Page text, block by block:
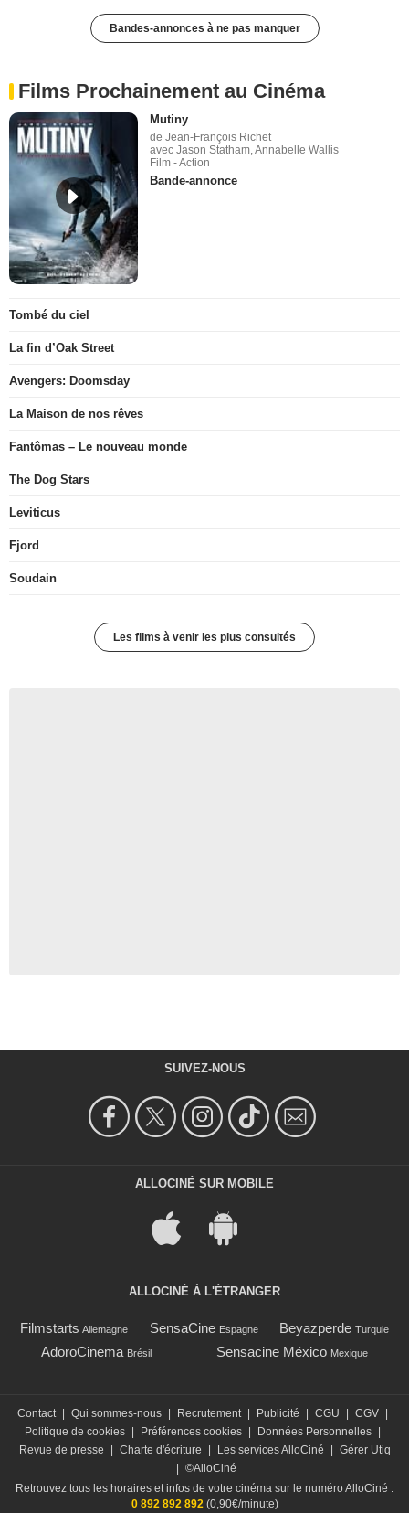
Bandes-annonces à ne pas manquer
Films Prochainement au Cinéma
Mutiny
de Jean-François Richet
avec Jason Statham, Annabelle Wallis
Film - Action
Bande-annonce
Tombé du ciel
La fin d’Oak Street
Avengers: Doomsday
La Maison de nos rêves
Fantômas – Le nouveau monde
The Dog Stars
Leviticus
Fjord
Soudain
Les films à venir les plus consultés
SUIVEZ-NOUS
ALLOCINÉ SUR MOBILE
ALLOCINÉ À L'ÉTRANGER
Filmstarts Allemagne SensaCine Espagne Beyazperde Turquie
AdoroCinema Brésil Sensacine México Mexique
Contact Qui sommes-nous Recrutement Publicité CGU CGV
Politique de cookies
Préférences cookies Données Personnelles
Revue de presse
Charte d'écriture Les services AlloCiné
Gérer Utiq
©AlloCiné
Retrouvez tous les horaires et infos de votre cinéma sur le numéro AlloCiné :
0 892 892 892(0,90€/minute)